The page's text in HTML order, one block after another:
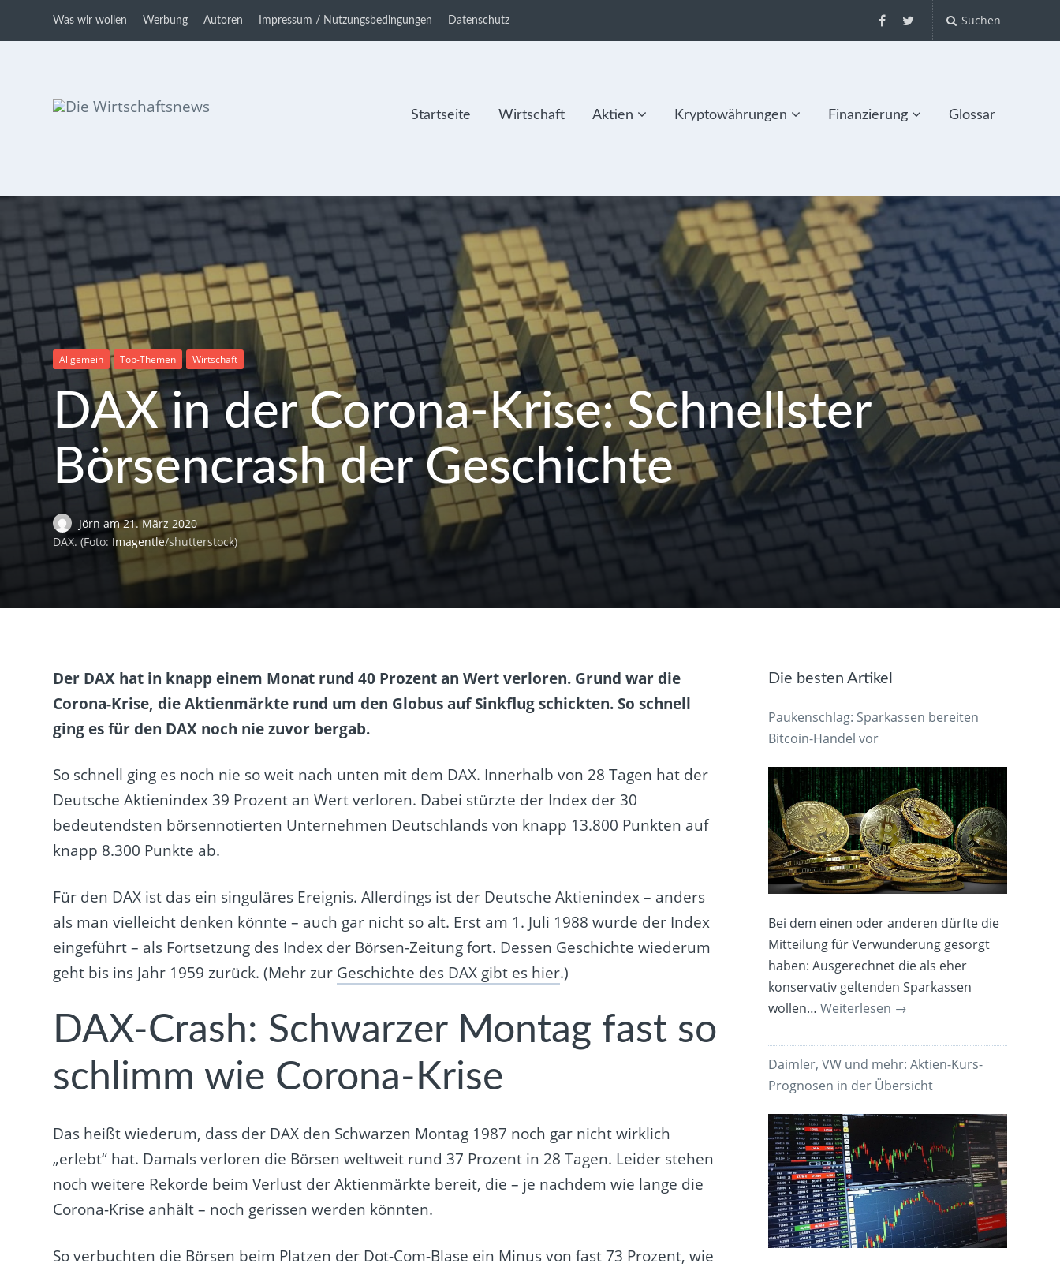
Was wir wollen Werbung Autoren Impressum / Nutzungsbedingungen Datenschutz Suchen
Startseite Wirtschaft Aktien Kryptowährungen Finanzierung Glossar
Allgemein Top-Themen Wirtschaft
DAX in der Corona-Krise: Schnellster
Börsencrash der Geschichte
Jörnam 21. März 2020
DAX. (Foto: Imagentle/shutterstock)
Der DAX hat in knapp einem Monat rund 40 Prozent an Wert verloren. Grund war die
Corona-Krise, die Aktienmärkte rund um den Globus auf Sinkflug schickten. So schnell
ging es für den DAX noch nie zuvor bergab.
So schnell ging es noch nie so weit nach unten mit dem DAX. Innerhalb von 28 Tagen hat der
Deutsche Aktienindex 39 Prozent an Wert verloren. Dabei stürzte der Index der 30
bedeutendsten börsennotierten Unternehmen Deutschlands von knapp 13.800 Punkten auf
knapp 8.300 Punkte ab.
Für den DAX ist das ein singuläres Ereignis. Allerdings ist der Deutsche Aktienindex – anders
als man vielleicht denken könnte – auch gar nicht so alt. Erst am 1. Juli 1988 wurde der Index
eingeführt – als Fortsetzung des Index der Börsen-Zeitung fort. Dessen Geschichte wiederum
geht bis ins Jahr 1959 zurück. (Mehr zur Geschichte des DAX gibt es hier.)
DAX-Crash: Schwarzer Montag fast so
schlimm wie Corona-Krise
Das heißt wiederum, dass der DAX den Schwarzen Montag 1987 noch gar nicht wirklich
„erlebt“ hat. Damals verloren die Börsen weltweit rund 37 Prozent in 28 Tagen. Leider stehen
noch weitere Rekorde beim Verlust der Aktienmärkte bereit, die – je nachdem wie lange die
Corona-Krise anhält – noch gerissen werden könnten.
So verbuchten die Börsen beim Platzen der Dot-Com-Blase ein Minus von fast 73 Prozent, wie
Die besten Artikel
Paukenschlag: Sparkassen bereiten
Bitcoin-Handel vor
Bei dem einen oder anderen dürfte die
Mitteilung für Verwunderung gesorgt
haben: Ausgerechnet die als eher
konservativ geltenden Sparkassen
wollen…Weiterlesen →
Daimler, VW und mehr: Aktien-Kurs-
Prognosen in der Übersicht